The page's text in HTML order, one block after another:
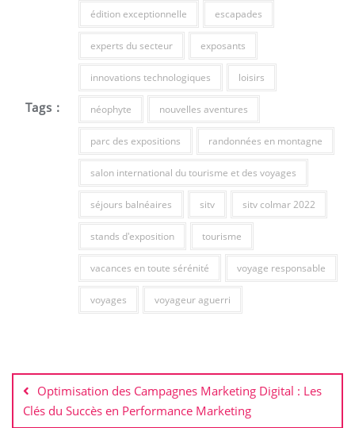
Tags :
édition exceptionnelle escapades
experts du secteur exposants
innovations technologiques loisirs
néophyte nouvelles aventures
parc des expositions randonnées en montagne
salon international du tourisme et des voyages
séjours balnéaires sitv sitv colmar 2022
stands d'exposition tourisme
vacances en toute sérénité voyage responsable
voyages voyageur aguerri
de
l’article
Optimisation des Campagnes Marketing Digital : Les
Clés du Succès en Performance Marketing